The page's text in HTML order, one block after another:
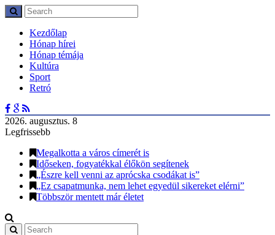
Kezdőlap
Hónap hírei
Hónap témája
Kultúra
Sport
Retró
2026. augusztus. 8
Legfrissebb
Megalkotta a város címerét is
Időseken, fogyatékkal élőkön segítenek
„Észre kell venni az aprócska csodákat is”
„Ez csapatmunka, nem lehet egyedül sikereket elérni”
Többször mentett már életet